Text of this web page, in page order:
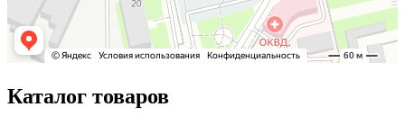
Каталог товаров